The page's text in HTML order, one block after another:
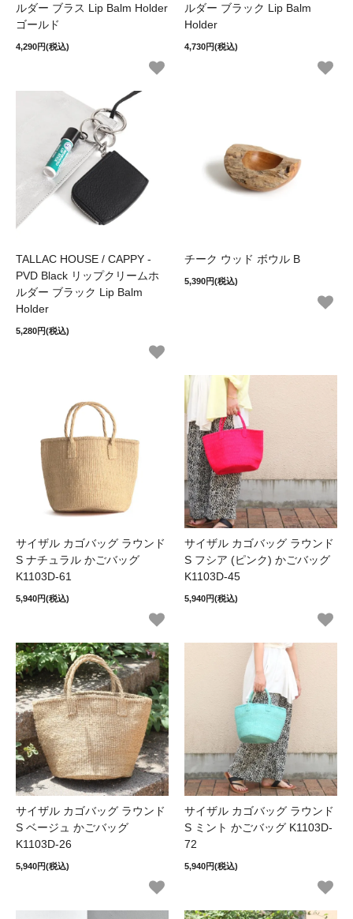
ルダー ブラス Lip Balm Holder
ゴールド
4,290円(税込)
ルダー ブラック Lip Balm
Holder
4,730円(税込)
TALLAC HOUSE / CAPPY -
PVD Black リップクリームホ
ルダー ブラック Lip Balm
Holder
5,280円(税込)
チーク ウッド ボウル B
5,390円(税込)
サイザル カゴバッグ ラウンド
S ナチュラル かごバッグ
K1103D-61
5,940円(税込)
サイザル カゴバッグ ラウンド
S フシア (ピンク) かごバッグ
K1103D-45
5,940円(税込)
サイザル カゴバッグ ラウンド
S ベージュ かごバッグ
K1103D-26
5,940円(税込)
サイザル カゴバッグ ラウンド
S ミント かごバッグ K1103D-
72
5,940円(税込)